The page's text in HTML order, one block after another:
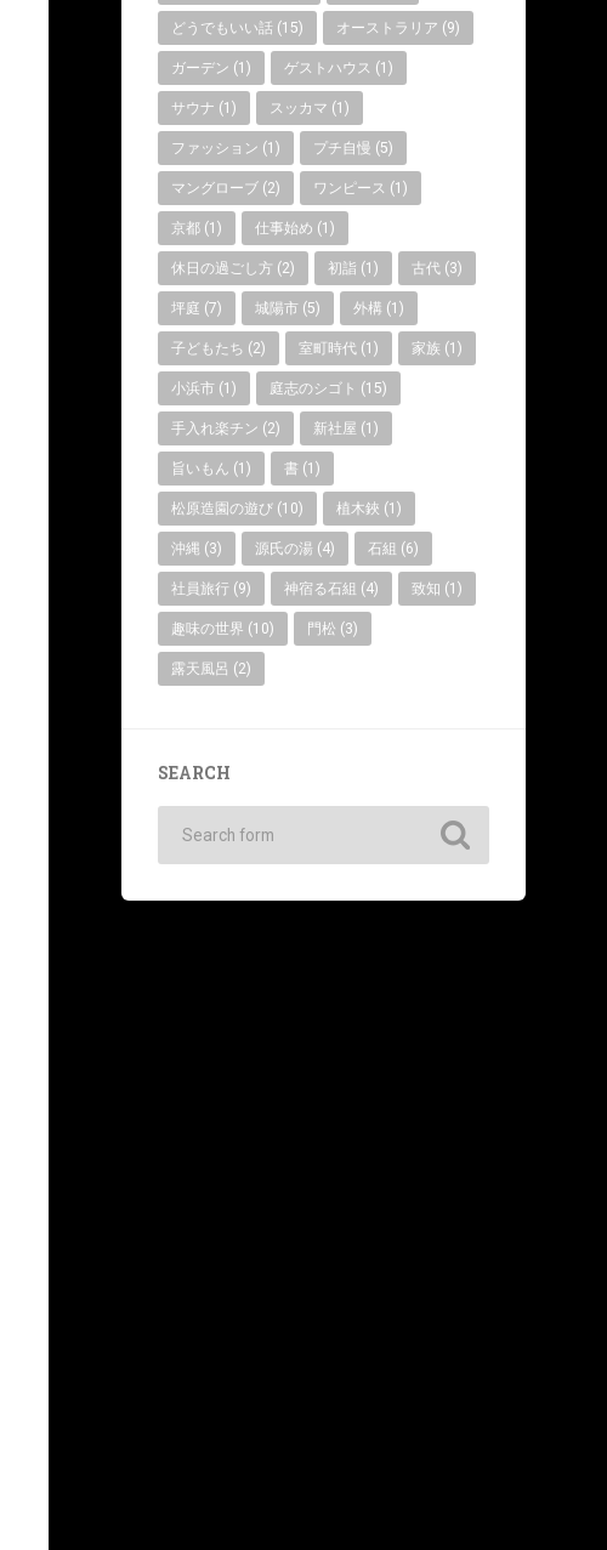
どうでもいい話 (15) オーストラリア (9)
ガーデン (1) ゲストハウス (1)
サウナ (1) スッカマ (1)
ファッション (1) プチ自慢 (5)
マングローブ (2) ワンピース (1)
京都 (1) 仕事始め (1)
休日の過ごし方 (2) 初詣 (1) 古代 (3)
坪庭 (7) 城陽市 (5) 外構 (1)
子どもたち (2) 室町時代 (1) 家族 (1)
小浜市 (1) 庭志のシゴト (15)
手入れ楽チン (2) 新社屋 (1)
旨いもん (1) 書 (1)
松原造園の遊び (10) 植木鋏 (1)
沖縄 (3) 源氏の湯 (4) 石組 (6)
社員旅行 (9) 神宿る石組 (4) 致知 (1)
趣味の世界 (10) 門松 (3)
露天風呂 (2)
SEARCH